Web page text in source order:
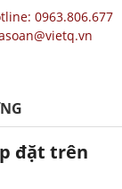
0963.806.677
đặt trên